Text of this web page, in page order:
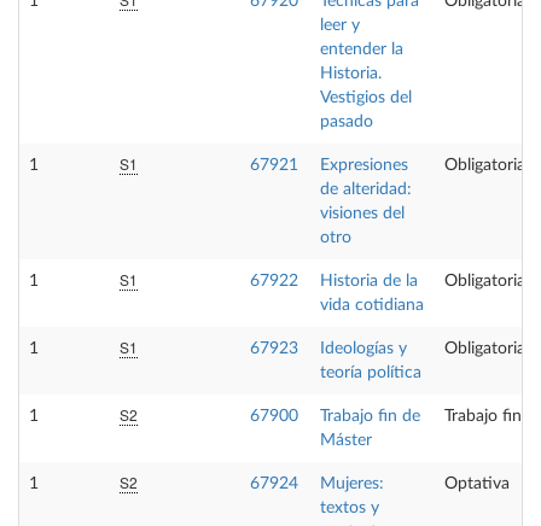
leer y
entender la
Historia.
Vestigios del
pasado
1 S1 67921
Expresiones
de alteridad:
visiones del
otro
Obligatoria
1 S1 67922
Historia de la
vida cotidiana
Obligatoria
1 S1 67923
Ideologías y
teoría política
Obligatoria
1 S2 67900
Trabajo fin de
Máster
Trabajo fin
1 S2 67924
Mujeres:
textos y
Optativa